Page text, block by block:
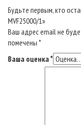
Будьте первым, кто
MVF25000/1»
Ваш адрес email не
помечены *
Ваша оценка *